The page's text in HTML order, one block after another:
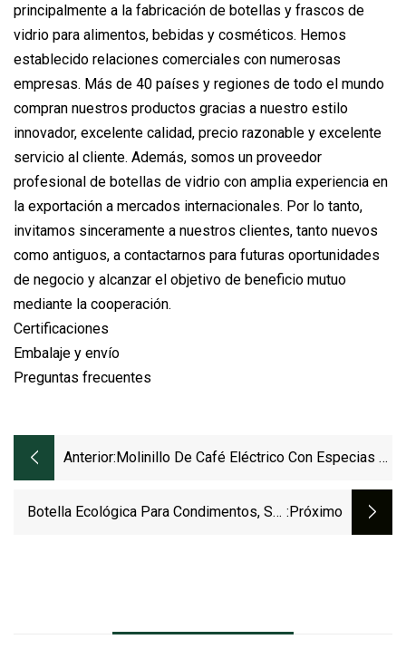
principalmente a la fabricación de botellas y frascos de
vidrio para alimentos, bebidas y cosméticos. Hemos
establecido relaciones comerciales con numerosas
empresas. Más de 40 países y regiones de todo el mundo
compran nuestros productos gracias a nuestro estilo
innovador, excelente calidad, precio razonable y excelente
servicio al cliente. Además, somos un proveedor
profesional de botellas de vidrio con amplia experiencia en
la exportación a mercados internacionales. Por lo tanto,
invitamos sinceramente a nuestros clientes, tanto nuevos
como antiguos, a contactarnos para futuras oportunidades
de negocio y alcanzar el objetivo de beneficio mutuo
mediante la cooperación.
Certificaciones
Embalaje y envío
Preguntas frecuentes
Anterior: Molinillo De Café Eléctrico Con Especias Y
Potente.
Botella Ecológica Para Condimentos, Sal, :próximo